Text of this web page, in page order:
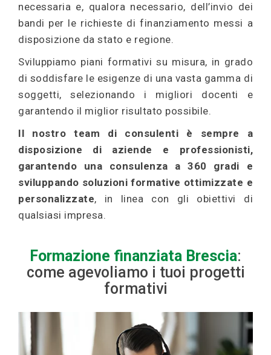
necessaria e, qualora necessario, dell’invio dei
bandi per le richieste di finanziamento messi a
disposizione da stato e regione.
Sviluppiamo piani formativi su misura, in grado
di soddisfare le esigenze di una vasta gamma di
soggetti, selezionando i migliori docenti e
garantendo il miglior risultato possibile.
Il nostro team di consulenti è sempre a
disposizione di aziende e professionisti,
garantendo una consulenza a 360 gradi e
sviluppando soluzioni formative ottimizzate e
personalizzate, in linea con gli obiettivi di
qualsiasi impresa.
Formazione finanziata Brescia:
come agevoliamo i tuoi progetti
formativi